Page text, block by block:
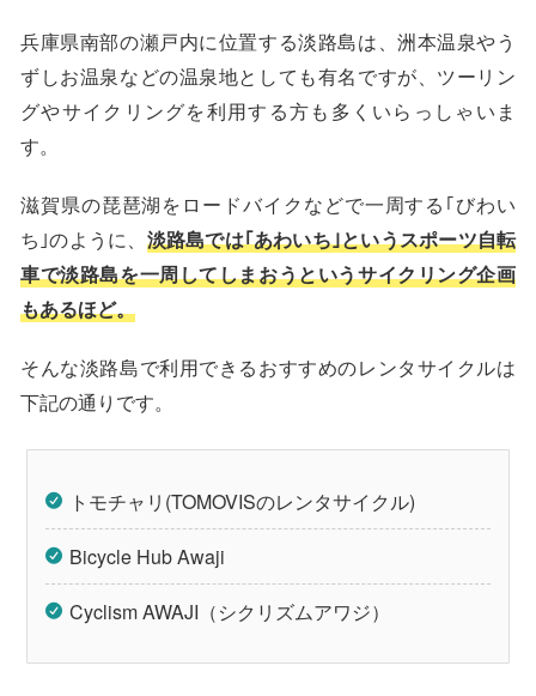
兵庫県南部の瀬戸内に位置する淡路島は、洲本温泉やう
ずしお温泉などの温泉地としても有名ですが、ツーリン
グやサイクリングを利用する方も多くいらっしゃいま
す。
滋賀県の琵琶湖をロードバイクなどで一周する｢びわい
ち｣のように、 淡路島では｢あわいち｣というスポーツ自転
車で淡路島を一周してしまおうというサイクリング企画
もあるほど。
そんな淡路島で利用できるおすすめのレンタサイクルは
下記の通りです。
トモチャリ(TOMOVISのレンタサイクル)
Bicycle Hub Awaji
Cyclism AWAJI（シクリズムアワジ）